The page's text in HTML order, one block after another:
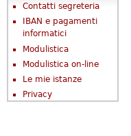
Contatti segreteria
IBAN e pagamenti
informatici
Modulistica
Modulistica on-line
Le mie istanze
Privacy